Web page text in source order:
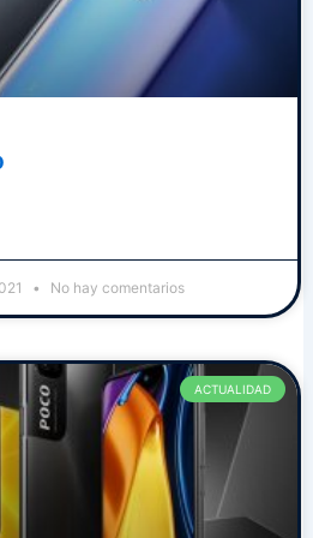
No hay comentarios
ACTUALIDAD